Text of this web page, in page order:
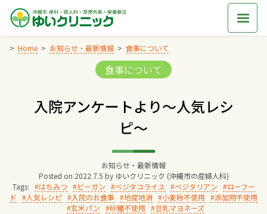
Skip
content
Home お知らせ・最新情報 食事について
Categories:
食事について
入院アンケートより～人気レシ
ピ～
お知らせ・最新情報
Posted on 2022.7.5 by ゆいクリニック (沖縄市の産婦人科)
Tags:
はちみつ ビーガン べジタコライス ベジタリアン
ローフー
ド
人気レシピ 入院のお食事 地産地消 小麦粉不使用
添加物不使用
玄米パン
砂糖不使用 豆乳マヨネーズ
交通アクセス
院長からのごあいさつ
ゆいクリニックの経営理念